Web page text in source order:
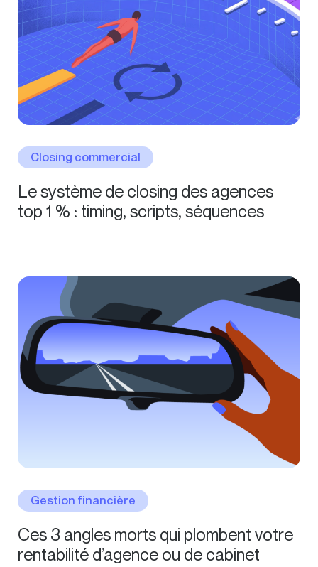
Closing commercial
Le système de closing des agences
top 1 % : timing, scripts, séquences
Gestion financière
Ces 3 angles morts qui plombent votre
rentabilité d’agence ou de cabinet